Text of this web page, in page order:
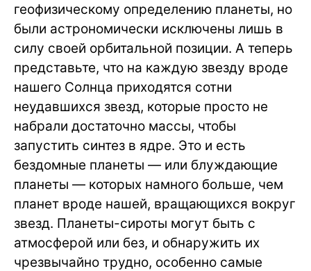
геофизическому определению планеты, но
были астрономически исключены лишь в
силу своей орбитальной позиции. А теперь
представьте, что на каждую звезду вроде
нашего Солнца приходятся сотни
неудавшихся звезд, которые просто не
набрали достаточно массы, чтобы
запустить синтез в ядре. Это и есть
бездомные планеты — или блуждающие
планеты — которых намного больше, чем
планет вроде нашей, вращающихся вокруг
звезд. Планеты-сироты могут быть с
атмосферой или без, и обнаружить их
чрезвычайно трудно, особенно самые